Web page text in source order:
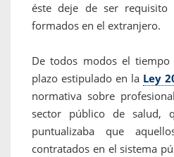
éste deje de ser requisito
formados en el extranjero.
De todos modos el
plazo estipulado en la Ley
normativa sobre
sector público de salud,
puntualizaba que
contratados en el sistema